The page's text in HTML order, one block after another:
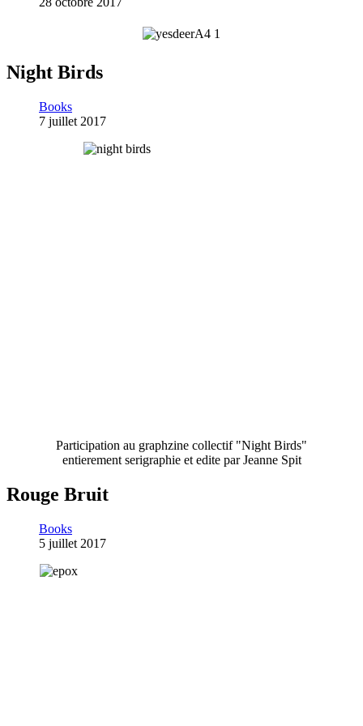
Night Birds
Books
7 juillet 2017
Participation au graphzine collectif "Night Birds"
entierement serigraphie et edite par Jeanne Spit
Rouge Bruit
Books
5 juillet 2017